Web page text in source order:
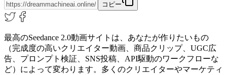
コピー
最高のSeedance 2.0動画サイトは、あなたが作りたいもの
（完成度の高いクリエイター動画、商品クリップ、UGC広
告、プロンプト検証、SNS投稿、API駆動のワークフローな
ど）によって変わります。多くのクリエイターやマーケティ